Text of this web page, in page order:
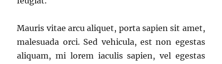
Mauris vitae arcu aliquet, porta sapien sit amet,
malesuada orci. Sed vehicula, est non egestas
aliquam, mi lorem iaculis sapien, vel egestas